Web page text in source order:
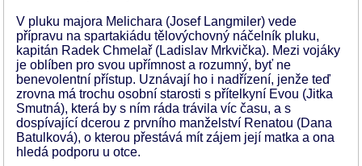
V pluku majora Melichara (Josef Langmiler) vede
přípravu na spartakiádu tělovýchovný náčelník pluku,
kapitán Radek Chmelař (Ladislav Mrkvička). Mezi vojáky
je oblíben pro svou upřímnost a rozumný, byť ne
benevolentní přístup. Uznávají ho i nadřízení, jenže teď
zrovna má trochu osobní starosti s přítelkyní Evou (Jitka
Smutná), která by s ním ráda trávila víc času, a s
dospívající dcerou z prvního manželství Renatou (Dana
Batulková), o kterou přestává mít zájem její matka a ona
hledá podporu u otce.